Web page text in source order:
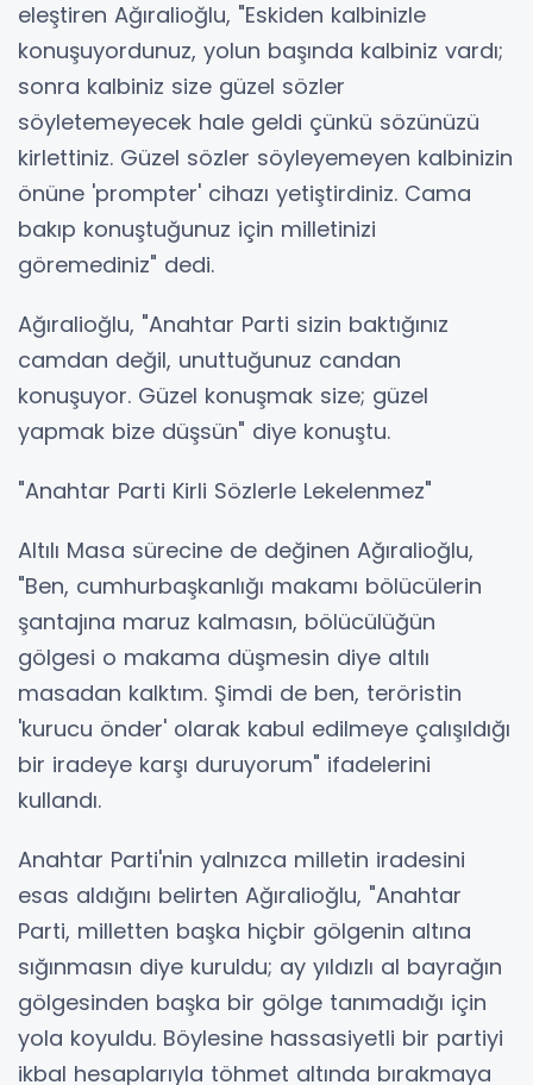
eleştiren Ağıralioğlu, "Eskiden kalbinizle
konuşuyordunuz, yolun başında kalbiniz vardı;
sonra kalbiniz size güzel sözler
söyletemeyecek hale geldi çünkü sözünüzü
kirlettiniz. Güzel sözler söyleyemeyen kalbinizin
önüne 'prompter' cihazı yetiştirdiniz. Cama
bakıp konuştuğunuz için milletinizi
göremediniz" dedi.
Ağıralioğlu, "Anahtar Parti sizin baktığınız
camdan değil, unuttuğunuz candan
konuşuyor. Güzel konuşmak size; güzel
yapmak bize düşsün" diye konuştu.
"Anahtar Parti Kirli Sözlerle Lekelenmez"
Altılı Masa sürecine de değinen Ağıralioğlu,
"Ben, cumhurbaşkanlığı makamı bölücülerin
şantajına maruz kalmasın, bölücülüğün
gölgesi o makama düşmesin diye altılı
masadan kalktım. Şimdi de ben, teröristin
'kurucu önder' olarak kabul edilmeye çalışıldığı
bir iradeye karşı duruyorum" ifadelerini
kullandı.
Anahtar Parti'nin yalnızca milletin iradesini
esas aldığını belirten Ağıralioğlu, "Anahtar
Parti, milletten başka hiçbir gölgenin altına
sığınmasın diye kuruldu; ay yıldızlı al bayrağın
gölgesinden başka bir gölge tanımadığı için
yola koyuldu. Böylesine hassasiyetli bir partiyi
ikbal hesaplarıyla töhmet altında bırakmaya